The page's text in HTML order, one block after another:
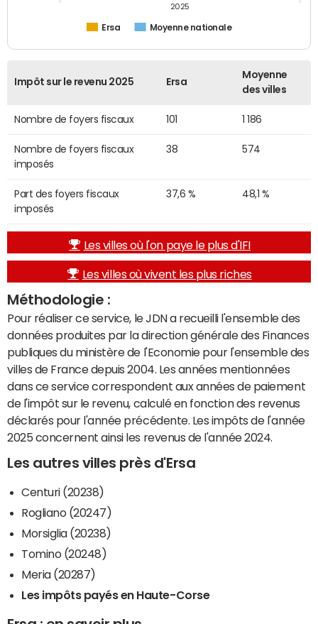
Ersa Moyenne nationale
2025
Impôt sur le revenu 2025 Ersa
Moyenne
des villes
Nombre de foyers fiscaux 101 1 186
Nombre de foyers fiscaux
imposés
38 574
Part des foyers fiscaux
imposés
37,6 % 48,1 %
Les villes où l'on paye le plus d'IFI
Les villes où vivent les plus riches
Méthodologie :
Pour réaliser ce service, le JDN a recueilli l'ensemble des
données produites par la direction générale des Finances
publiques du ministère de l'Economie pour l'ensemble des
villes de France depuis 2004. Les années mentionnées
dans ce service correspondent aux années de paiement
de l'impôt sur le revenu, calculé en fonction des revenus
déclarés pour l'année précédente. Les impôts de l'année
2025 concernent ainsi les revenus de l'année 2024.
Les autres villes près d'Ersa
Centuri (20238)
Rogliano (20247)
Morsiglia (20238)
Tomino (20248)
Meria (20287)
Les impôts payés en Haute-Corse